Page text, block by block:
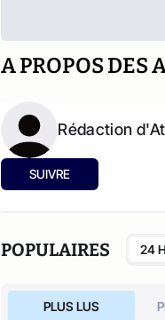
A PROPOS DES
Rédaction
SUIVRE
POPULAIRES 24
PLUS LUS